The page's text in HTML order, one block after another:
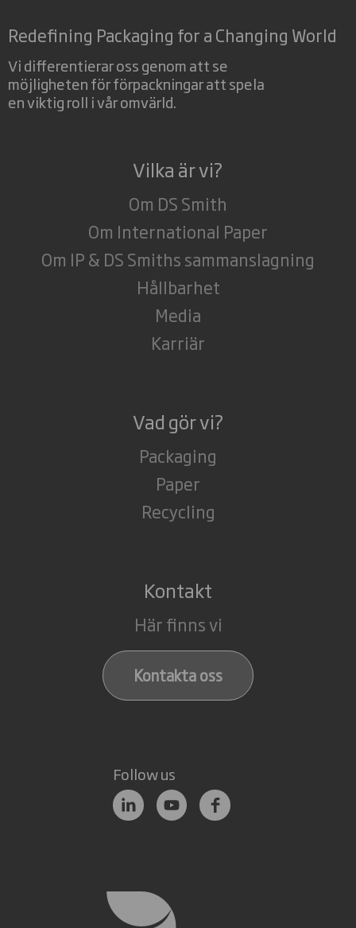
Redefining Packaging for a Changing World
Vi differentierar oss genom att se
möjligheten för förpackningar att spela
en viktig roll i vår omvärld.
Vilka är vi?
Om DS Smith
Om International Paper
Om IP & DS Smiths sammanslagning
Hållbarhet
Media
Karriär
Vad gör vi?
Packaging
Paper
Recycling
Kontakt
Här finns vi
Kontakta oss
Follow us